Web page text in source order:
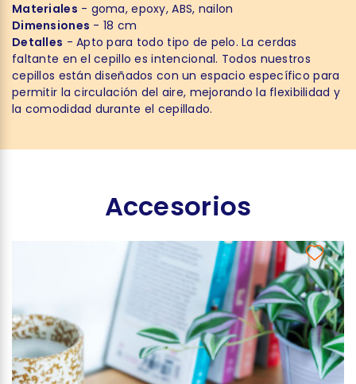
Materiales - goma, epoxy, ABS, nailon
Dimensiones - 18 cm
Detalles - Apto para todo tipo de pelo. La cerdas
faltante en el cepillo es intencional. Todos nuestros
cepillos están diseñados con un espacio específico para
permitir la circulación del aire, mejorando la flexibilidad y
la comodidad durante el cepillado.
Accesorios